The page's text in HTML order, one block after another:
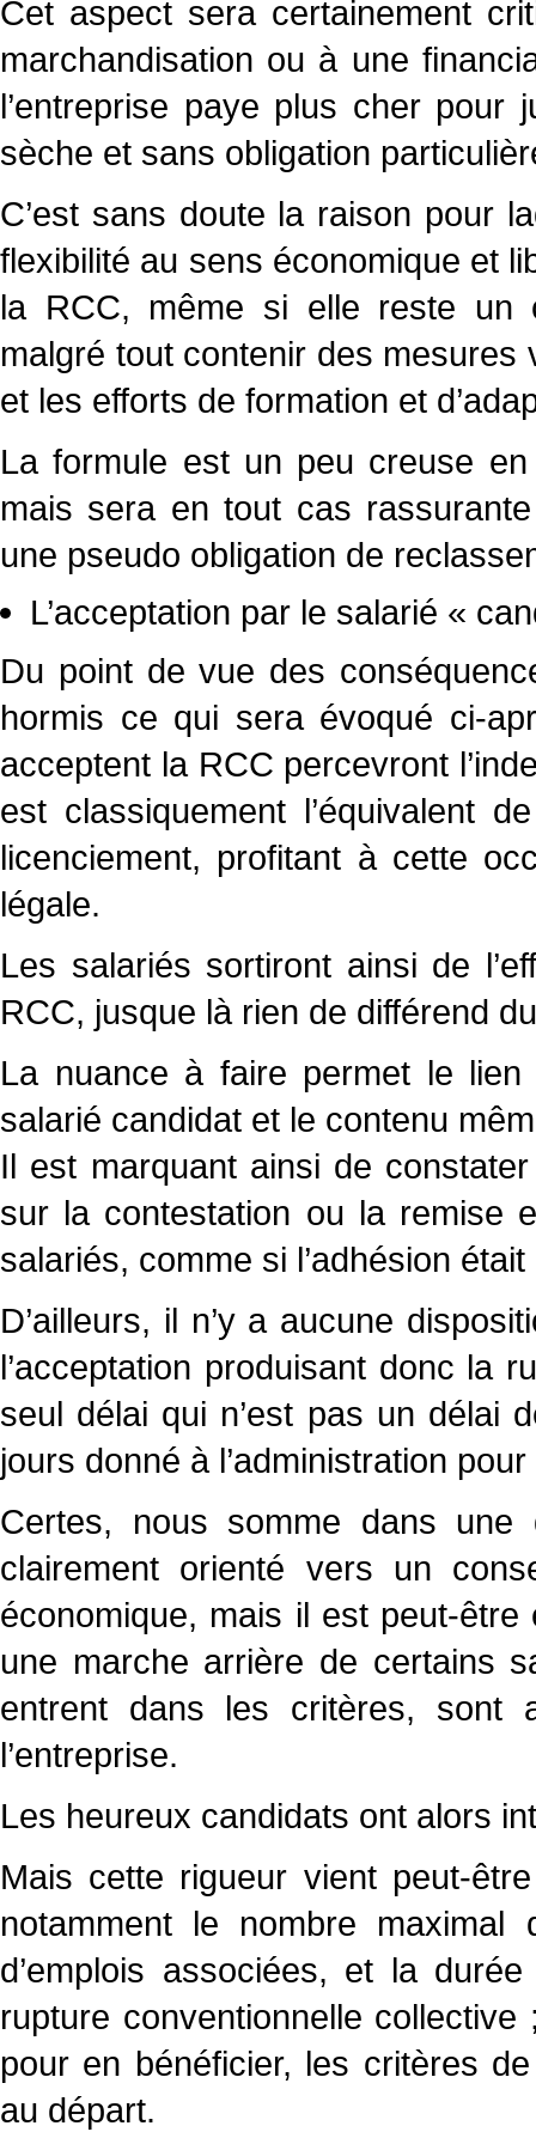
Cet aspect sera certainement
marchandisation ou à une
l’entreprise paye plus cher
sèche et sans obligation
C’est sans doute la raison pour
flexibilité au sens économique et
la RCC, même si elle reste un
malgré tout contenir des
et les efforts de formation et
La formule est un peu creuse en
mais sera en tout cas
une pseudo obligation de
L’acceptation par le salarié «
Du point de vue des
hormis ce qui sera évoqué ci-
acceptent la RCC percevront
est classiquement l’équivalent
licenciement, profitant à cette
légale.
Les salariés sortiront ainsi de
RCC, jusque là rien de différend
La nuance à faire permet le
salarié candidat et le contenu
Il est marquant ainsi de
sur la contestation ou la remise
salariés, comme si l’adhésion
D’ailleurs, il n’y a aucune
l’acceptation produisant donc la
seul délai qui n’est pas un délai
jours donné à l’administration
Certes, nous somme dans
clairement orienté vers un
économique, mais il est peut-
une marche arrière de certains
entrent dans les critères, sont
l’entreprise.
Les heureux candidats ont alors
Mais cette rigueur vient peut-
notamment le nombre maximal
d’emplois associées, et la
rupture conventionnelle
pour en bénéficier, les critères
au départ.